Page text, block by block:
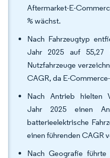
Aftermarket-E-
% wächst.
Nach Fahrzeugtyp
Jahr 2025 auf 55,27
Nutzfahrzeuge
CAGR, da E-
Nach Antrieb hielten
Jahr 2025 einen
batterieelektrische
einen führenden CAGR
Nach Geografie führte